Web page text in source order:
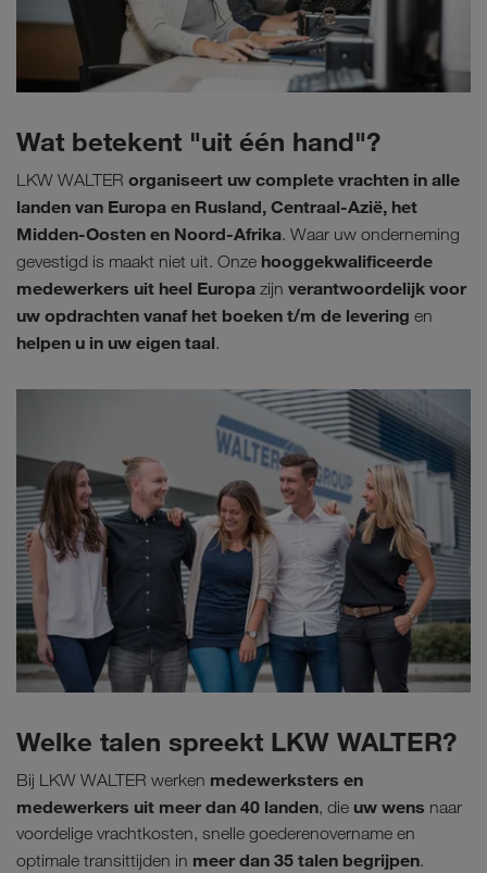
Wat betekent "uit één hand"?
LKW WALTER organiseert uw complete vrachten in alle
landen van Europa en Rusland, Centraal-Azië, het
Midden-Oosten en Noord-Afrika. Waar uw onderneming
gevestigd is maakt niet uit. Onze hooggekwalificeerde
medewerkers uit heel Europa zijn verantwoordelijk voor
uw opdrachten vanaf het boeken t/m de levering en
helpen u in uw eigen taal.
Welke talen spreekt LKW WALTER?
Bij LKW WALTER werken medewerksters en
medewerkers uit meer dan 40 landen, die uw wens naar
voordelige vrachtkosten, snelle goederenovername en
optimale transittijden in meer dan 35 talen begrijpen.